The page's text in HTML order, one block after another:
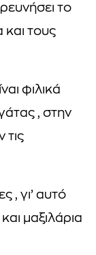
το
και τους
φιλικά
, στην
τις
, γι’ αυτό
μαξιλάρια